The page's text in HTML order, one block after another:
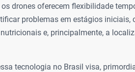
drones oferecem flexibilidade
problemas em estágios iniciais,
e, principalmente, a
tecnologia no Brasil visa,